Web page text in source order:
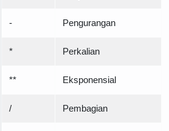
- Pengurangan
* Perkalian
** Eksponensial
/ Pembagian